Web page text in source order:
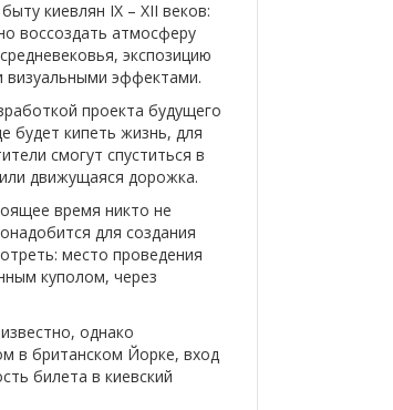
киевлян IX – XII веков:
воссоздать атмосферу
экспозицию
эффектами.
проекта будущего
будет кипеть жизнь, для
смогут спуститься в
движущаяся дорожка.
время никто не
для создания
место проведения
куполом, через
однако
в британском Йорке, вход
билета в киевский